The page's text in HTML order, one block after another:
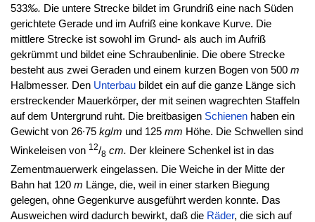
533‰. Die untere Strecke bildet im Grundriß eine nach Süden
gerichtete Gerade und im Aufriß eine konkave Kurve. Die
mittlere Strecke ist sowohl im Grund- als auch im Aufriß
gekrümmt und bildet eine Schraubenlinie. Die obere Strecke
besteht aus zwei Geraden und einem kurzen Bogen von 500 m
Halbmesser. Den Unterbaubildet ein auf die ganze Länge sich
erstreckender Mauerkörper, der mit seinen wagrechten Staffeln
auf dem Untergrund ruht. Die breitbasigen Schienenhaben ein
Gewicht von 26∙75 kg/m und 125 mm Höhe. Die Schwellen sind
Winkeleisen von 12/8 cm. Der kleinere Schenkel ist in das
Zementmauerwerk eingelassen. Die Weiche in der Mitte der
Bahn hat 120 m Länge, die, weil in einer starken Biegung
gelegen, ohne Gegenkurve ausgeführt werden konnte. Das
Ausweichen wird dadurch bewirkt, daß die Räder, die sich auf